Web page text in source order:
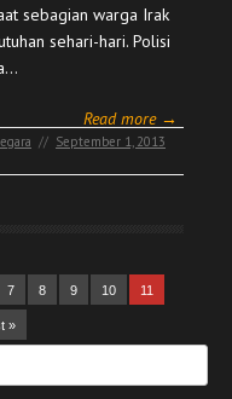
sebagian warga Irak
sehari-hari. Polisi
Read more →
// September 1, 2013
7 8 9 10 11
»